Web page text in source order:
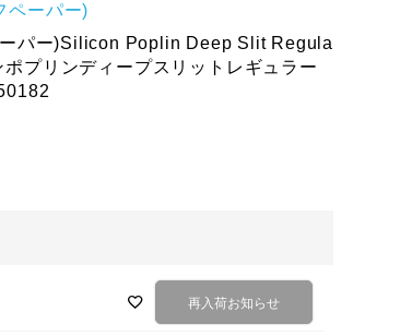
ペーパー)
パー)Silicon Poplin Deep Slit Regula
プリンディープスリットレギュラー
再入荷お知らせ